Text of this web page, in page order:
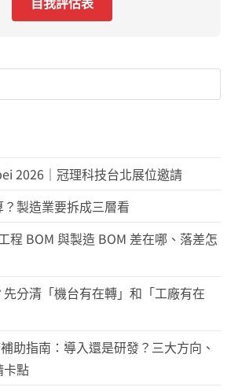
2026｜冠理科技台北展位邀請
製造業要拆成三層看
程 BOM 與製造 BOM 差在哪、落差怎
分清「機台有在轉」和「工廠有在
助指南：導入還是研發？三大方向、
卡點